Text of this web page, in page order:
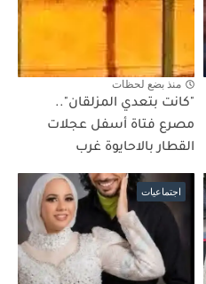
منذ بضع لحظات
"كانت بتعدي المزلقان"..
مصرع فتاة أسفل عجلات
القطار بالاحايوة غرب
اجتماعيات